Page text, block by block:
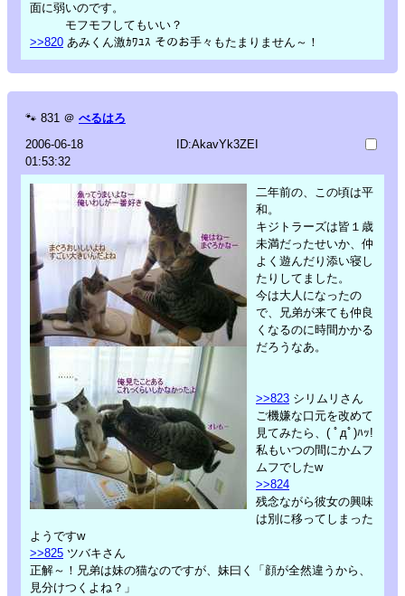
面に弱いのです。
モフモフしてもいい？
>>820 あみくん激ｶﾜﾕｽ そのお手々もたまりません～！
🐾 831 ＠ べるはろ
2006-06-18
01:53:32
ID:AkavYk3ZEI
二年前の、この頃は平
和。
キジトラーズは皆１歳
未満だったせいか、仲
よく遊んだり添い寝し
たりしてました。
今は大人になったの
で、兄弟が来ても仲良
くなるのに時間かかる
だろうなあ。
>>823 シリムリさん
ご機嫌な口元を改めて
見てみたら、( ﾟдﾟ)ﾊｯ!
私もいつの間にかムフ
ムフでしたw
>>824
残念ながら彼女の興味
は別に移ってしまった
ようですw
>>825 ツバキさん
正解～！兄弟は妹の猫なのですが、妹曰く「顔が全然違うから、
見分けつくよね？」